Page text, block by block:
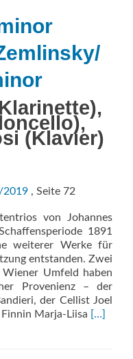
(Klavier)
2019 , Seite 72
von Johannes
1891
weiterer Werke für
entstanden. Zwei
Umfeld haben
Provenienz – der
der Cellist Joel
Marja-Liisa Read
[…]